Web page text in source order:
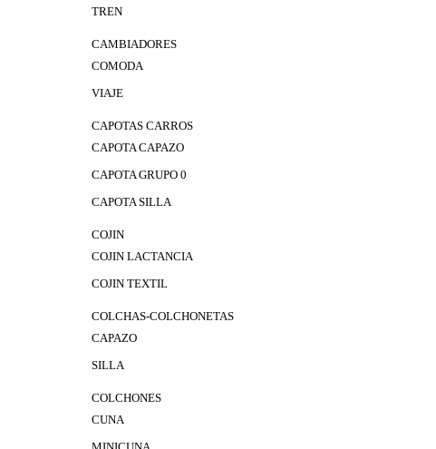
TREN
CAMBIADORES
COMODA
VIAJE
CAPOTAS CARROS
CAPOTA CAPAZO
CAPOTA GRUPO 0
CAPOTA SILLA
COJIN
COJIN LACTANCIA
COJIN TEXTIL
COLCHAS-COLCHONETAS
CAPAZO
SILLA
COLCHONES
CUNA